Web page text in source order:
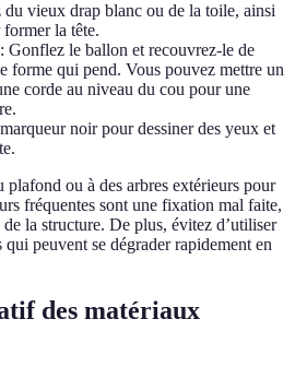
du vieux drap blanc ou de la toile, ainsi
la tête.
: Gonflez le ballon et recouvrez-le de
forme qui pend. Vous pouvez mettre un
corde au niveau du cou pour une
noir pour dessiner des yeux et
plafond ou à des arbres extérieurs pour
fréquentes sont une fixation mal faite,
la structure. De plus, évitez d’utiliser
peuvent se dégrader rapidement en
des matériaux